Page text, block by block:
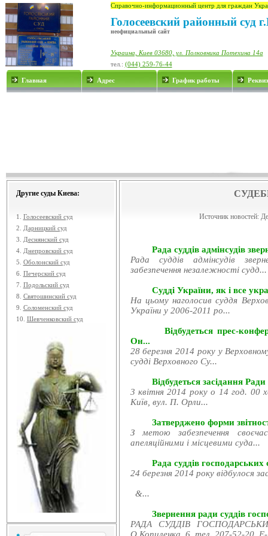
Справочно-информационный центр для граждан
Голосеевский районный суд
неофициальный сайт
Украина, Киев 03680, ул. Полковника Потехина 14а
тел.: (044) 259-76-44
Главная Адрес График работы
Другие суды Киева:
1. Голосеевский суд
2.
Дарницкий суд
3.
Деснянский суд
4. Днепровский суд
5. Оболонский суд
6. Печерский суд
7. Подольский суд
8. Святошинский суд
9. Соломенский суд
10. Шевченковский суд
Источник новостей:
Рада суддів адмінсудів
Рада суддів адмінсудів
забезпечення незалежності судд...
Судді України, як і все
На цьому наголосив суддя
України у 2006-2011 ро...
Відбудеться прес-
Он...
28 березня 2014 року у
судді Верховного Су...
Відбудеться засідання
3 квітня 2014 року о 14 год. 00
Київ, вул. П. Орли...
Затверджено форми
З метою забезпечення
апеляційними і місцевими суда...
Рада суддів господарських
24 березня 2014 року відбулося
&...
Звернення ради суддів
РАДА СУДДІВ